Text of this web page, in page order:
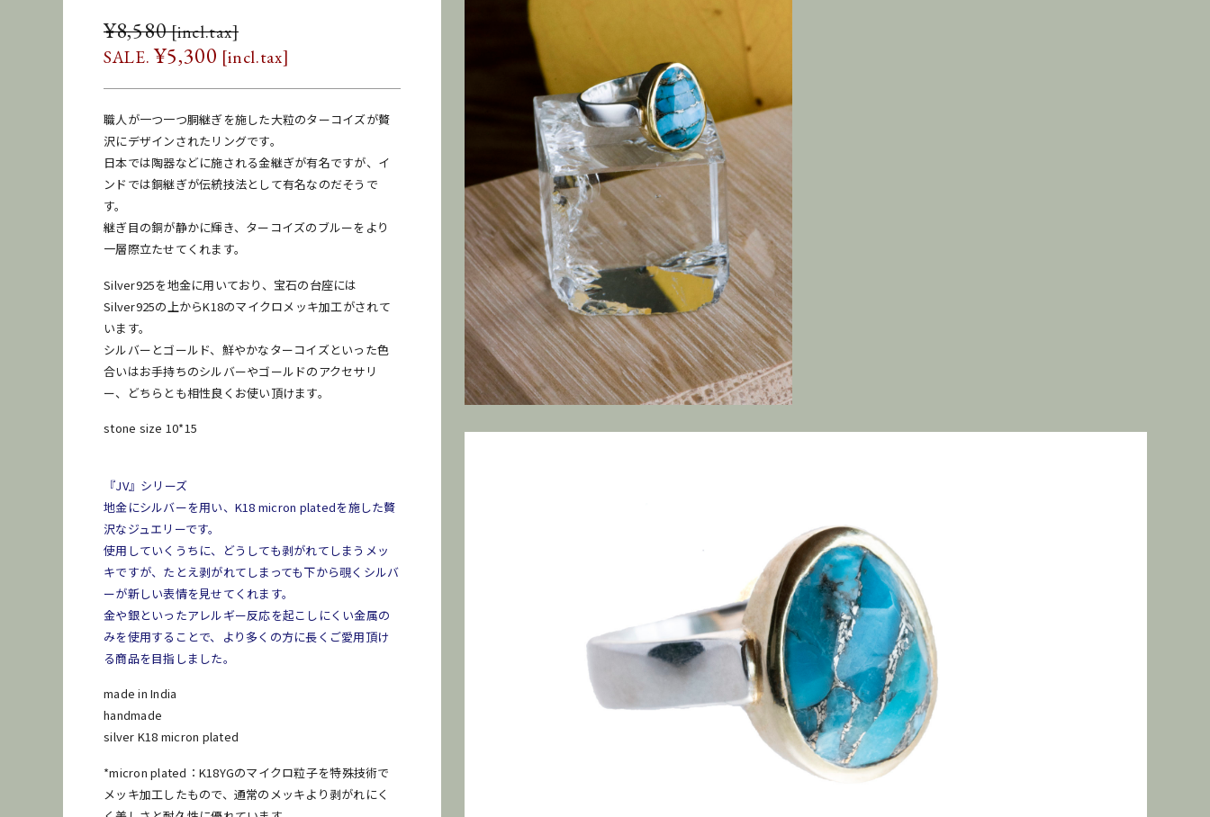
¥8,580
¥5,300
職人が一つ一つ胴継ぎを施した大粒のターコイズが贅
沢にデザインされたリングです。
日本では陶器などに施される金継ぎが有名ですが、イ
ンドでは銅継ぎが伝統技法として有名なのだそうで
す。
継ぎ目の銅が静かに輝き、ターコイズのブルーをより
一層際立たせてくれます。
Silver925を地金に用いており、宝石の台座には
Silver925の上からK18のマイクロメッキ加工がされて
います。
シルバーとゴールド、鮮やかなターコイズといった色
合いはお手持ちのシルバーやゴールドのアクセサリ
ー、どちらとも相性良くお使い頂けます。
stone size 10*15
『JV』シリーズ
地金にシルバーを用い、K18 micron platedを施した贅
沢なジュエリーです。
使用していくうちに、どうしても剥がれてしまうメッ
キですが、たとえ剥がれてしまっても下から覗くシルバ
ーが新しい表情を見せてくれます。
金や銀といったアレルギー反応を起こしにくい金属の
みを使用することで、より多くの方に長くご愛用頂け
る商品を目指しました。
made in India
handmade
silver K18 micron plated
*micron plated：K18YGのマイクロ粒子を特殊技術で
メッキ加工したもので、通常のメッキより剥がれにく
¥8,580
¥5,300
[配送料金表はこちら]
ADD TO CART
お問い合わせ 商品のレンタル
●納期に関して
在庫保管状況により、商品の移動などですぐに発送できな
い場合がございます。納期をお急ぎのお客様はご購入前に
お問い合わせください。